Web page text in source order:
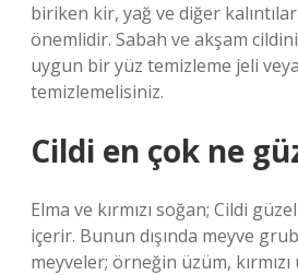
biriken kir, yağ ve diğer
önemlidir. Sabah ve akşam
uygun bir yüz temizleme jeli
temizlemelisiniz.
Cildi en çok ne
Elma ve kırmızı soğan; Cildi
içerir. Bunun dışında meyve
meyveler; örneğin üzüm,